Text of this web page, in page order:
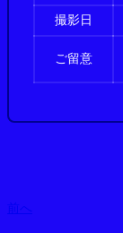
撮影日
ご留意
前へ